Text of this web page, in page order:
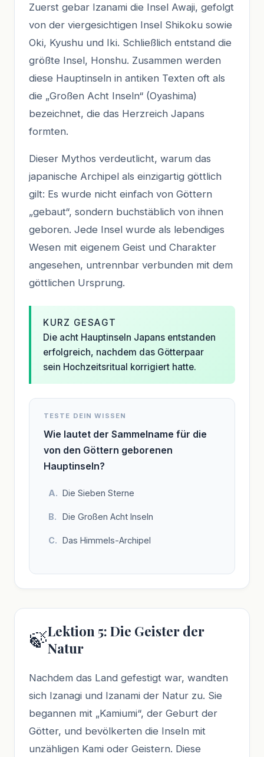
Zuerst gebar Izanami die Insel Awaji, gefolgt
von der viergesichtigen Insel Shikoku sowie
Oki, Kyushu und Iki. Schließlich entstand die
größte Insel, Honshu. Zusammen werden
diese Hauptinseln in antiken Texten oft als
die „Großen Acht Inseln“ (Oyashima)
bezeichnet, die das Herzreich Japans
formten.
Dieser Mythos verdeutlicht, warum das
japanische Archipel als einzigartig göttlich
gilt: Es wurde nicht einfach von Göttern
„gebaut“, sondern buchstäblich von ihnen
geboren. Jede Insel wurde als lebendiges
Wesen mit eigenem Geist und Charakter
angesehen, untrennbar verbunden mit dem
göttlichen Ursprung.
KURZ GESAGT
Die acht Hauptinseln Japans entstanden
erfolgreich, nachdem das Götterpaar
sein Hochzeitsritual korrigiert hatte.
TESTE DEIN WISSEN
Wie lautet der Sammelname für die
von den Göttern geborenen
Hauptinseln?
Die Sieben Sterne
Die Großen Acht Inseln
Das Himmels-Archipel
🍃Lektion 5: Die Geister der
Natur
Nachdem das Land gefestigt war, wandten
sich Izanagi und Izanami der Natur zu. Sie
begannen mit „Kamiumi“, der Geburt der
Götter, und bevölkerten die Inseln mit
unzähligen Kami oder Geistern. Diese